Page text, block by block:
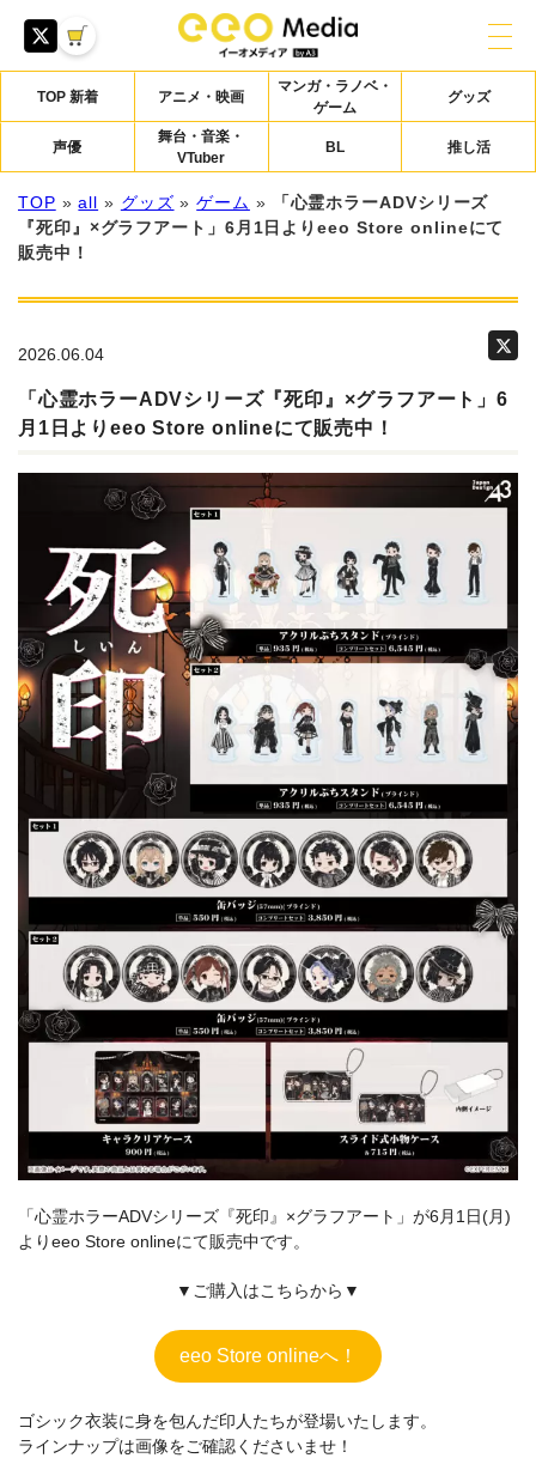
TOP 新着 アニメ・映画
マンガ・ラノベ・
ゲーム
グッズ
声優
舞台・音楽・
VTuber
BL 推し活
TOP »all » グッズ »ゲーム »
「心霊ホラーADVシリーズ
『死印』×グラフアート」6月1日よりeeo Store onlineにて
販売中！
2026.06.04
「心霊ホラーADVシリーズ『死印』×グラフアート」6
月1日よりeeo Store onlineにて販売中！
「心霊ホラーADVシリーズ『死印』×グラフアート」が6月1日(月)
よりeeo Store onlineにて販売中です。
▼ご購入はこちらから▼
eeo Store onlineへ！
ゴシック衣装に身を包んだ印人たちが登場いたします。
ラインナップは画像をご確認くださいませ！